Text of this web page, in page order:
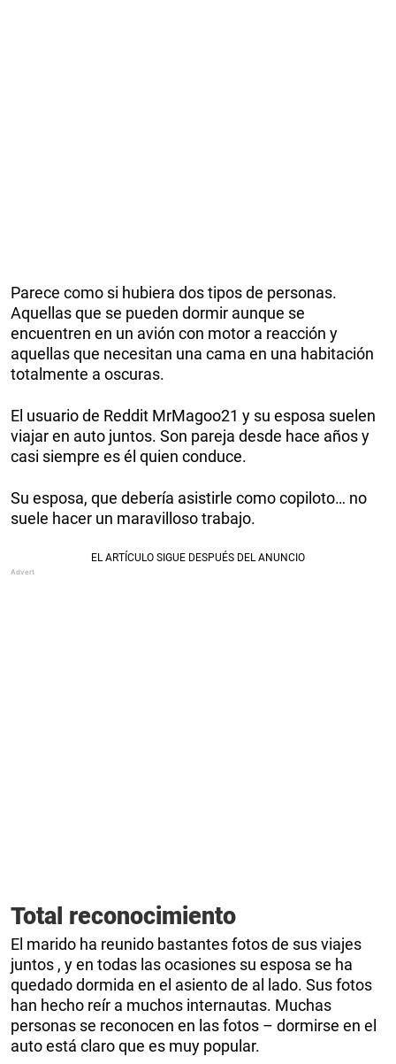
Parece como si hubiera dos tipos de personas.
Aquellas que se pueden dormir aunque se
encuentren en un avión con motor a reacción y
aquellas que necesitan una cama en una habitación
totalmente a oscuras.
El usuario de Reddit MrMagoo21 y su esposa suelen
viajar en auto juntos. Son pareja desde hace años y
casi siempre es él quien conduce.
Su esposa, que debería asistirle como copiloto… no
suele hacer un maravilloso trabajo.
Total reconocimiento
El marido ha reunido bastantes fotos de sus viajes
juntos , y en todas las ocasiones su esposa se ha
quedado dormida en el asiento de al lado. Sus fotos
han hecho reír a muchos internautas. Muchas
personas se reconocen en las fotos – dormirse en el
auto está claro que es muy popular.